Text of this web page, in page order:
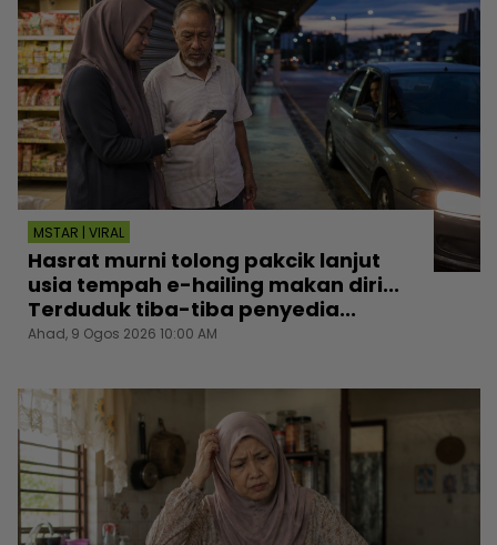
MSTAR | VIRAL
Hasrat murni tolong pakcik lanjut
usia tempah e-hailing makan diri...
Terduduk tiba-tiba penyedia...
Ahad, 9 Ogos 2026 10:00 AM